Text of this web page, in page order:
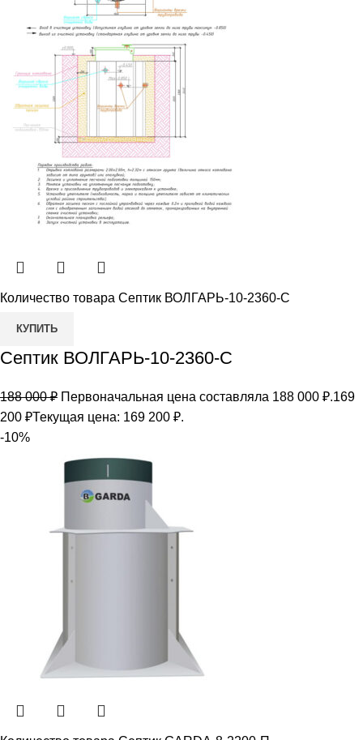
Количество товара Септик ВОЛГАРЬ-10-2360-С
КУПИТЬ
Септик ВОЛГАРЬ-10-2360-С
188 000₽ Первоначальная цена составляла 188 000 ₽.169
200 ₽Текущая цена: 169 200 ₽.
-10%